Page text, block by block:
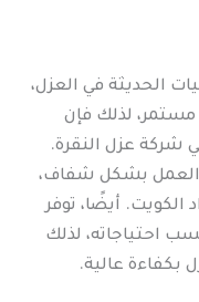
الحديثة في العزل،
لذلك فإن
شركة عزل النقرة.
العمل بشكل شفاف،
الكويت. أيضًا، توفر
احتياجاته، لذلك
بكفاءة عالية.